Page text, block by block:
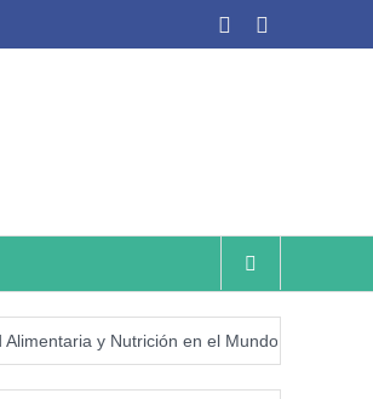
y Nutrición en el Mundo (SOFI) 2025: